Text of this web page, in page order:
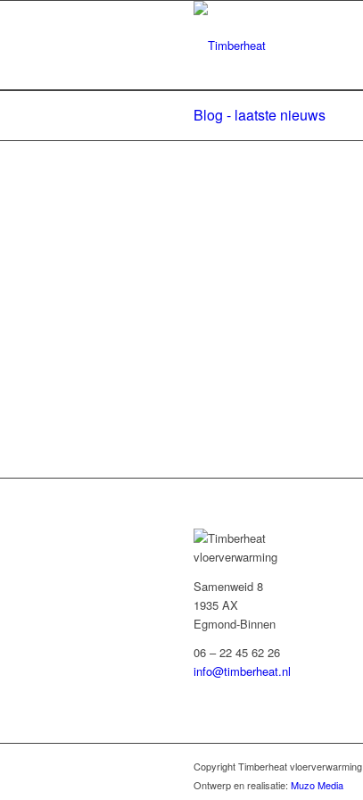
Blog - laatste nieuws
Samenweid 8
1935 AX
Egmond-Binnen
06 – 22 45 62 26
info@timberheat.nl
Copyright Timberheat vloerverwarming
Ontwerp en realisatie: Muzo Media